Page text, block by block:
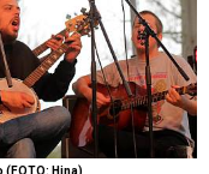
Hina)